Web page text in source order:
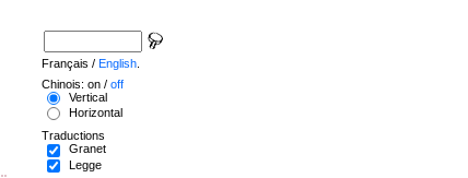
Français / English
Chinois: on / off
Vertical
Horizontal
Traductions
Granet
Legge